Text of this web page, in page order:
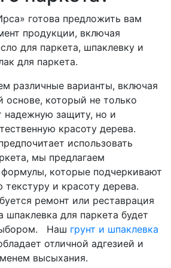
готова предложить вам
продукции, включая
для паркета, шпаклевку и
для паркета.
различные варианты, включая
основе, который не только
надежную защиту, но и
красоту дерева.
использовать
мы предлагаем
которые подчеркивают
текстуру и красоту дерева.
ремонт или реставрация
шпаклевка для паркета будет
Наш грунт и шпаклевка
отличной адгезией и
высыхания.